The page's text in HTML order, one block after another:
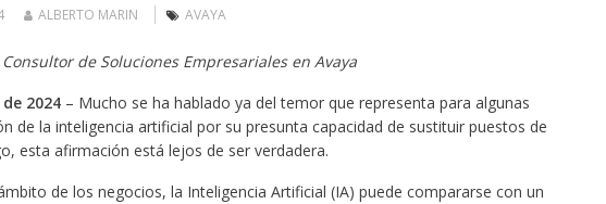
ALBERTO MARIN AVAYA
de Soluciones Empresariales en Avaya
2024 – Mucho se ha hablado ya del temor que representa para algunas
de la inteligencia artificial por su presunta capacidad de sustituir puestos de
esta afirmación está lejos de ser verdadera.
de los negocios, la Inteligencia Artificial (IA) puede compararse con un